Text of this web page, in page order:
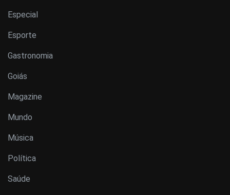
Especial
Esporte
Gastronomia
Goiás
Magazine
Mundo
Música
Política
Saúde